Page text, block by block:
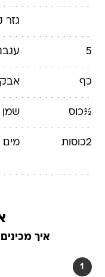
גזר
5
כף
½כוס שמן
2כוסות מים
איך
1